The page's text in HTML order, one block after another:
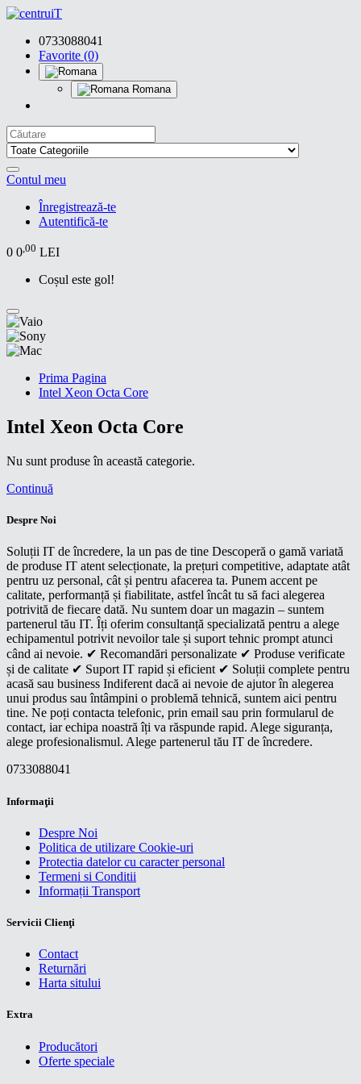
0733088041
Favorite (0)
Romana
Contul meu
Înregistrează-te
Autentifică-te
0 0,00 LEI
Coșul este gol!
Prima Pagina
Intel Xeon Octa Core
Intel Xeon Octa Core
Nu sunt produse în această categorie.
Continuă
Despre Noi
Soluții IT de încredere, la un pas de tine Descoperă o gamă variată
de produse IT atent selecționate, la prețuri competitive, adaptate atât
pentru uz personal, cât și pentru afacerea ta. Punem accent pe
calitate, performanță și fiabilitate, astfel încât tu să faci alegerea
potrivită de fiecare dată. Nu suntem doar un magazin – suntem
partenerul tău IT. Îți oferim consultanță specializată pentru a alege
echipamentul potrivit nevoilor tale și suport tehnic prompt atunci
când ai nevoie. ✔ Recomandări personalizate ✔ Produse verificate
și de calitate ✔ Suport IT rapid și eficient ✔ Soluții complete pentru
acasă sau business Indiferent dacă ai nevoie de ajutor în alegerea
unui produs sau întâmpini o problemă tehnică, suntem aici pentru
tine. Ne poți contacta telefonic, prin email sau prin formularul de
contact, iar echipa noastră îți va răspunde rapid. Alege siguranța,
alege profesionalismul. Alege partenerul tău IT de încredere.
0733088041
Informaţii
Despre Noi
Politica de utilizare Cookie-uri
Protectia datelor cu caracter personal
Termeni si Conditii
Informații Transport
Servicii Clienţi
Contact
Returnări
Harta sitului
Extra
Producători
Oferte speciale